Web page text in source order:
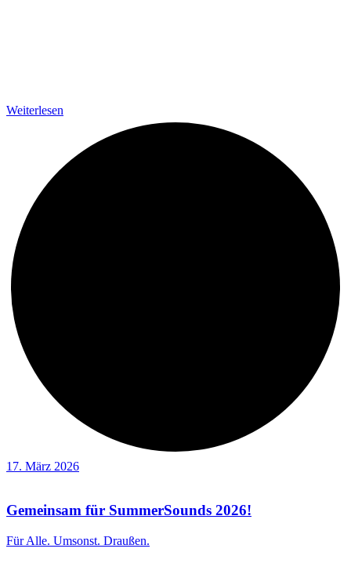
Weiterlesen
17. März 2026
Gemeinsam für SummerSounds 2026!
Für Alle. Umsonst. Draußen.